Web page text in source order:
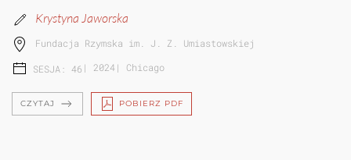
Krystyna Jaworska
Fundacja Rzymska im. J. Z. Umiastowskiej
SESJA: 46 | 2024| Chicago
CZYTAJ POBIERZ PDF